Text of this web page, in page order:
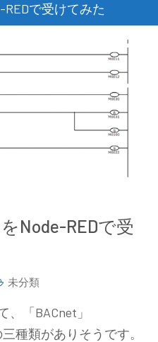
で受けてみた
Node-REDで受
未分類
、「BACnet」
種類がありそうです。